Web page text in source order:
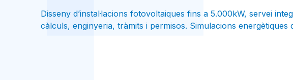
Disseny d’instal·lacions fotovoltaiques fins a 5.000kW, servei
càlculs, enginyeria, tràmits i permisos. Simulacions energètiques